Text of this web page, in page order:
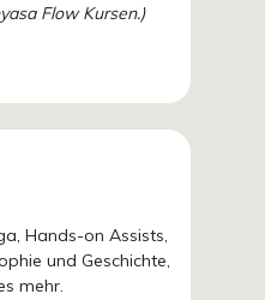
Flow Kursen.)
Hands-on Assists,
und Geschichte,
mehr.